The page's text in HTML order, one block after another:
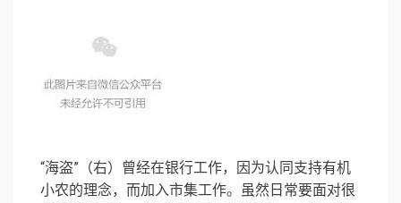
“海盗”（右）曾经在银行工作，因为认同支持有机
小农的理念，而加入市集工作。虽然日常要面对很